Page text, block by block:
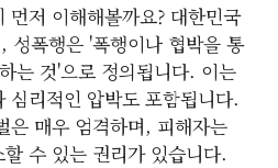
먼저 이해해볼까요? 대한민국
성폭행은 '폭행이나 협박을 통
는 것'으로 정의됩니다. 이는
심리적인 압박도 포함됩니다.
은 매우 엄격하며, 피해자는
수 있는 권리가 있습니다.